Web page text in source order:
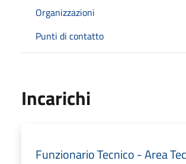
Organizzazioni
Punti di contatto
Incarichi
Funzionario Tecnico - Area